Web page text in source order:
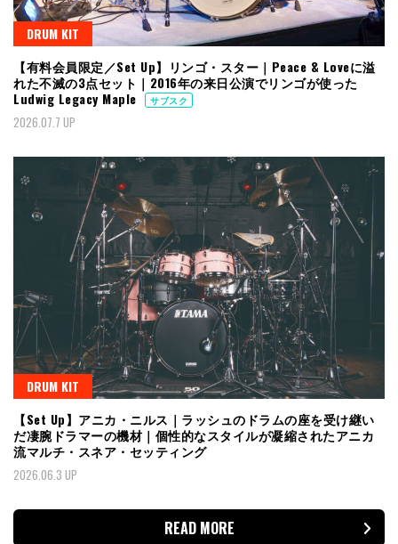
DRUM KIT
【有料会員限定／Set Up】リンゴ・スター｜Peace & Loveに溢
れた不滅の3点セット｜2016年の来日公演でリンゴが使った
Ludwig Legacy Maple
サブスク
2026.07.7 UP
DRUM KIT
【Set Up】アニカ・ニルス｜ラッシュのドラムの座を受け継い
だ凄腕ドラマーの機材｜個性的なスタイルが凝縮されたアニカ
流マルチ・スネア・セッティング
2026.06.3 UP
READ MORE